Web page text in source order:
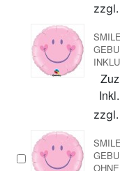
zzgl.
zzgl.